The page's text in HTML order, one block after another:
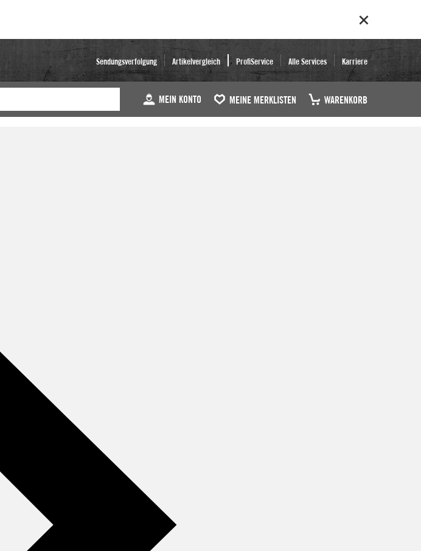
Sendungsverfolgung Artikelvergleich ProfiService Alle Services Karriere
MEIN KONTO MEINE MERKLISTEN WARENKORB